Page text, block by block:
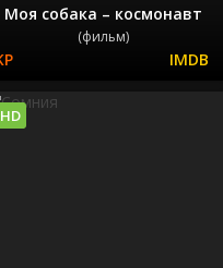
Моя собака – космонавт
(фильм)
HD